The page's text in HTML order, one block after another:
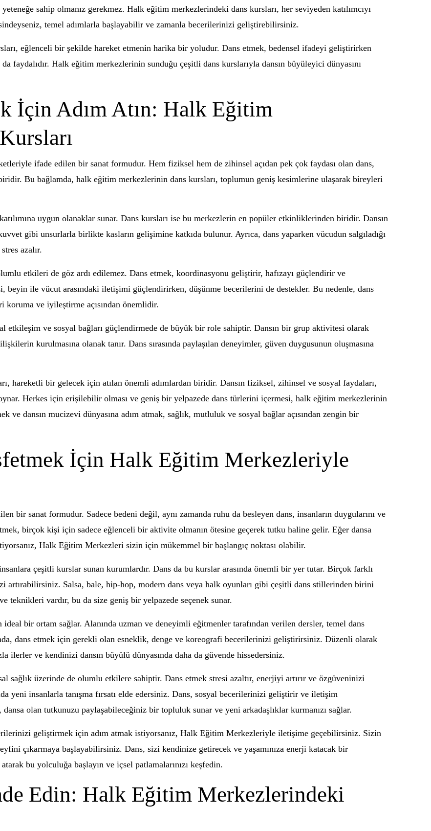
sahip olmanız gerekmez. Halk eğitim merkezlerindeki dans kursları, her seviyeden katılımcıyı
temel adımlarla başlayabilir ve zamanla becerilerinizi geliştirebilirsiniz.
eğlenceli bir şekilde hareket etmenin harika bir yoludur. Dans etmek, bedensel ifadeyi geliştirirken
da faydalıdır. Halk eğitim merkezlerinin sunduğu çeşitli dans kurslarıyla dansın büyüleyici dünyasını
İçin Adım Atın: Halk Eğitim
ifade edilen bir sanat formudur. Hem fiziksel hem de zihinsel açıdan pek çok faydası olan dans,
Bu bağlamda, halk eğitim merkezlerinin dans kursları, toplumun geniş kesimlerine ulaşarak bireyleri
uygun olanaklar sunar. Dans kursları ise bu merkezlerin en popüler etkinliklerinden biridir. Dansın
gibi unsurlarla birlikte kasların gelişimine katkıda bulunur. Ayrıca, dans yaparken vücudun salgıladığı
azalır.
etkileri de göz ardı edilemez. Dans etmek, koordinasyonu geliştirir, hafızayı güçlendirir ve
beyin ile vücut arasındaki iletişimi güçlendirirken, düşünme becerilerini de destekler. Bu nedenle, dans
ve iyileştirme açısından önemlidir.
etkileşim ve sosyal bağları güçlendirmede de büyük bir role sahiptir. Dansın bir grup aktivitesi olarak
kurulmasına olanak tanır. Dans sırasında paylaşılan deneyimler, güven duygusunun oluşmasına
hareketli bir gelecek için atılan önemli adımlardan biridir. Dansın fiziksel, zihinsel ve sosyal faydaları,
Herkes için erişilebilir olması ve geniş bir yelpazede dans türlerini içermesi, halk eğitim merkezlerinin
ve dansın mucizevi dünyasına adım atmak, sağlık, mutluluk ve sosyal bağlar açısından zengin bir
İçin Halk Eğitim Merkezleriyle
bir sanat formudur. Sadece bedeni değil, aynı zamanda ruhu da besleyen dans, insanların duygularını ve
birçok kişi için sadece eğlenceli bir aktivite olmanın ötesine geçerek tutku haline gelir. Eğer dansa
Halk Eğitim Merkezleri sizin için mükemmel bir başlangıç noktası olabilir.
çeşitli kurslar sunan kurumlardır. Dans da bu kurslar arasında önemli bir yer tutar. Birçok farklı
artırabilirsiniz. Salsa, bale, hip-hop, modern dans veya halk oyunları gibi çeşitli dans stillerinden birini
vardır, bu da size geniş bir yelpazede seçenek sunar.
bir ortam sağlar. Alanında uzman ve deneyimli eğitmenler tarafından verilen dersler, temel dans
dans etmek için gerekli olan esneklik, denge ve koreografi becerilerinizi geliştirirsiniz. Düzenli olarak
ilerler ve kendinizi dansın büyülü dünyasında daha da güvende hissedersiniz.
sağlık üzerinde de olumlu etkilere sahiptir. Dans etmek stresi azaltır, enerjiyi artırır ve özgüveninizi
yeni insanlarla tanışma fırsatı elde edersiniz. Dans, sosyal becerilerinizi geliştirir ve iletişim
olan tutkunuzu paylaşabileceğiniz bir topluluk sunar ve yeni arkadaşlıklar kurmanızı sağlar.
geliştirmek için adım atmak istiyorsanız, Halk Eğitim Merkezleriyle iletişime geçebilirsiniz. Sizin
çıkarmaya başlayabilirsiniz. Dans, sizi kendinize getirecek ve yaşamınıza enerji katacak bir
bu yolculuğa başlayın ve içsel patlamalarınızı keşfedin.
Edin: Halk Eğitim Merkezlerindeki